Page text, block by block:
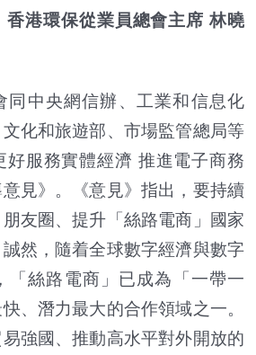
香港環保從業員總會主席 林曉
同中央網信辦、工業和信息化
化和旅遊部、市場監管總局等
好服務實體經濟 推進電子商務
見》。《意見》指出，要持續
友圈、提升「絲路電商」國家
然，隨着全球數字經濟與數字
「絲路電商」已成為「一帶一
、潛力最大的合作領域之一。
強國、推動高水平對外開放的